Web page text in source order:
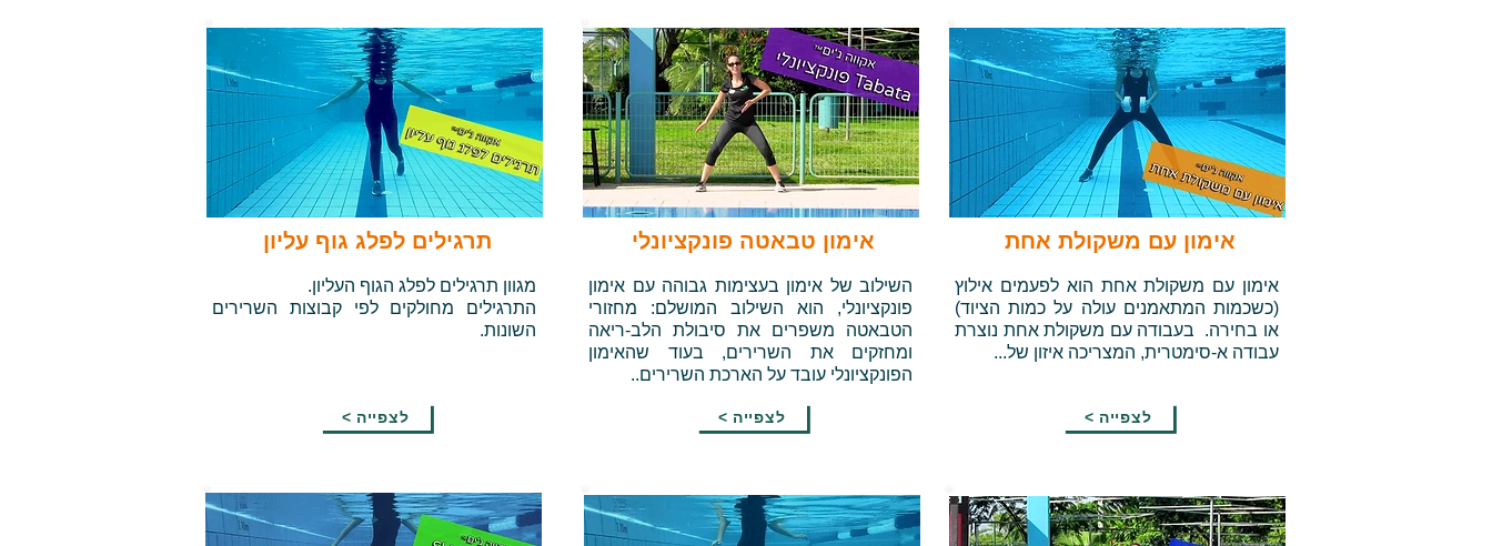
מגוון תרגילים לפלג הגוף העליון.
התרגילים מחולקים לפי קבוצות השרירים
השונות.
< לצפייה
תרגילים לפלג גוף עליון
השילוב של אימון בעצימות גבוהה עם אימון
פונקציונלי, הוא השילוב המושלם: מחזורי
הטבאטה משפרים את סיבולת הלב-ריאה
ומחזקים את השרירים, בעוד שהאימון
הפונקציונלי עובד על הארכת השרירים..
< לצפייה
אימון טבאטה פונקציונלי
אימון עם משקולת אחת הוא לפעמים אילוץ
(כשכמות המתאמנים עולה על כמות הציוד)
או בחירה. בעבודה עם משקולת אחת נוצרת
עבודה א-סימטרית, המצריכה איזון של...
< לצפייה
אימון עם משקולת אחת